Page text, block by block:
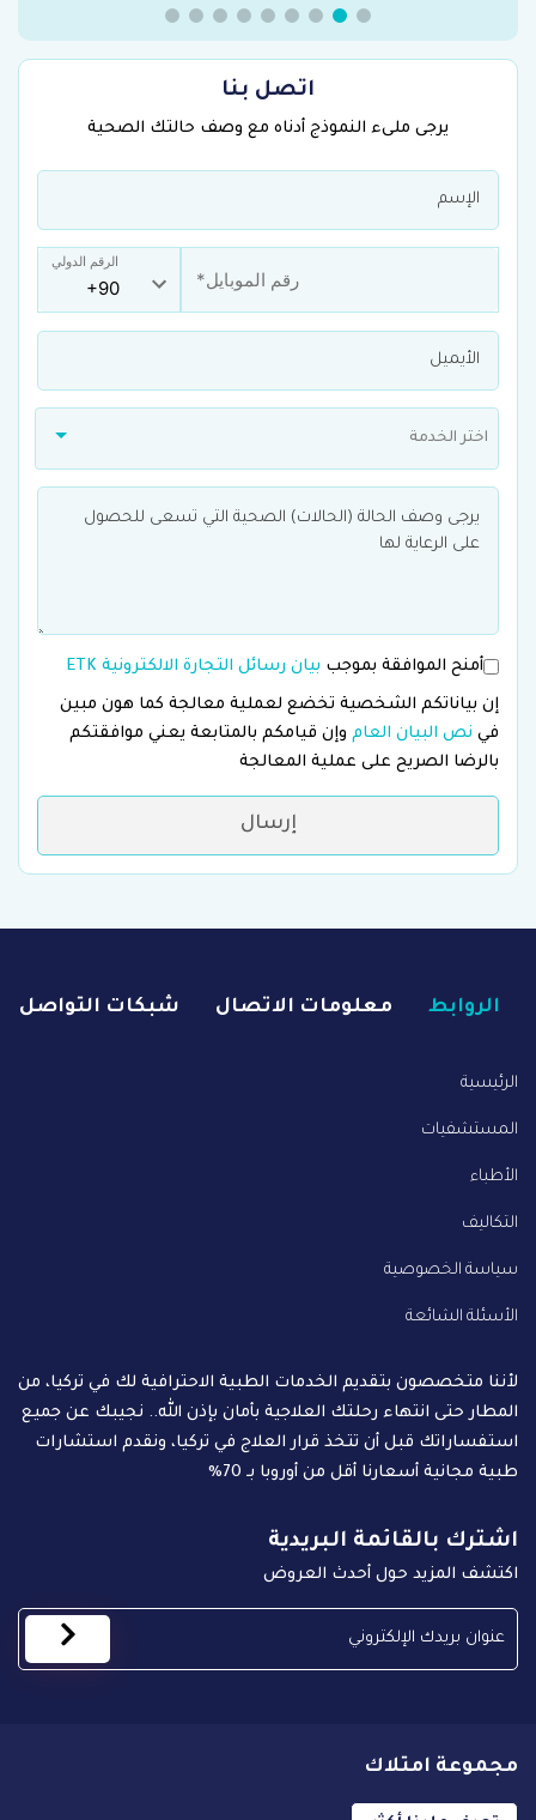
اتصل بنا
يرجى ملىء النموذج أدناه مع وصف حالتك الصحية
الرقم الدولي
اختر الخدمة
أمنح الموافقة بموجب بيان رسائل التجارة الالكترونية ETK
إن بياناتكم الشخصية تخضع لعملية معالجة كما هون مبين
في نص البيان العام وإن قيامكم بالمتابعة يعني موافقتكم
بالرضا الصريح على عملية المعالجة
إرسال
الروابط معلومات الاتصال شبكات التواصل
الرئيسية
المستشفيات
الأطباء
التكاليف
سياسة الخصوصية
الأسئلة الشائعة
لأننا متخصصون بتقديم الخدمات الطبية الاحترافية لك في تركيا، من
المطار حتى انتهاء رحلتك العلاجية بأمان بإذن الله.. نجيبك عن جميع
استفساراتك قبل أن تتخذ قرار العلاج في تركيا، ونقدم استشارات
طبية مجانية أسعارنا أقل من أوروبا بـ 70%
اشترك بالقائمة البريدية
اكتشف المزيد حول أحدث العروض
مجموعة امتلاك